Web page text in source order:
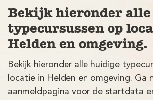
Bekijk hieronder alle
typecursussen op
Helden en omgeving.
Bekijk hieronder alle huidige
locatie in Helden en omgeving, Ga
aanmeldpagina voor de startdata